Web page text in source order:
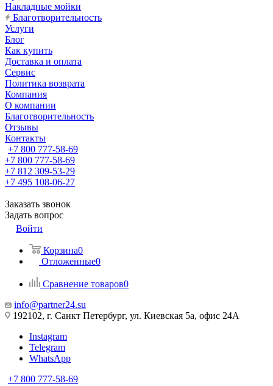
Накладные мойки
Благотворительность
Услуги
Блог
Как купить
Доставка и оплата
Сервис
Политика возврата
Компания
О компании
Благотворительность
Отзывы
Контакты
+7 800 777-58-69
+7 800 777-58-69
+7 812 309-53-29
+7 495 108-06-27
Заказать звонок
Задать вопрос
Войти
Корзина0
Отложенные0
Сравнение товаров0
info@partner24.su
192102, г. Санкт Петербург, ул. Киевская 5а, офис 24А
Instagram
Telegram
WhatsApp
+7 800 777-58-69